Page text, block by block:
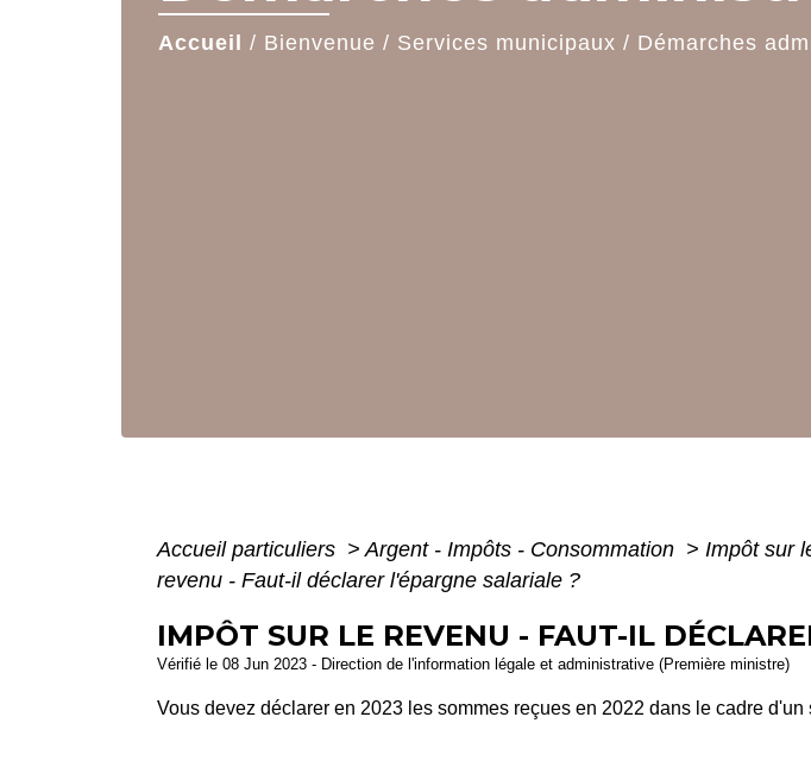
Accueil / Bienvenue / Services municipaux / Démarches
Accueil particuliers > Argent - Impôts - Consommation > Impôt sur
revenu - Faut-il déclarer l'épargne salariale ?
IMPÔT SUR LE REVENU - FAUT-IL
Vérifié le 08 Jun 2023 - Direction de l'information légale et administrative (Première ministre)
Vous devez déclarer en 2023 les sommes reçues en 2022 dans le cadre